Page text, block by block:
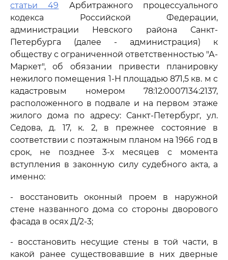
статьи 49 Арбитражного процессуального
кодекса Российской Федерации,
администрации Невского района Санкт-
Петербурга (далее - администрация) к
обществу с ограниченной ответственностью "А-
Маркет", об обязании привести планировку
нежилого помещения 1-Н площадью 871,5 кв. м с
кадастровым номером 78:12:0007134:2137,
расположенного в подвале и на первом этаже
жилого дома по адресу: Санкт-Петербург, ул.
Седова, д. 17, к. 2, в прежнее состояние в
соответствии с поэтажным планом на 1966 год в
срок, не позднее 3-х месяцев с момента
вступления в законную силу судебного акта, а
именно:
- восстановить оконный проем в наружной
стене названного дома со стороны дворового
фасада в осях Д/2-3;
- восстановить несущие стены в той части, в
какой ранее существовавшие в них дверные